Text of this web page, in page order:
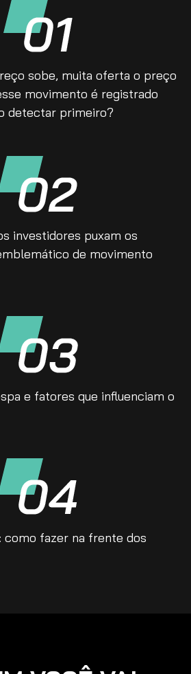
sobe, muita oferta o preço
movimento é registrado
detectar primeiro?
investidores puxam os
de movimento
e fatores que influenciam o
como fazer na frente dos